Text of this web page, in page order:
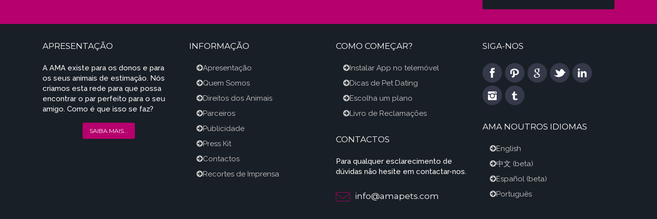
APRESENTAÇÃO
A AMA existe para os donos e para
os seus animais de estimação. Nós
criamos esta rede para que possa
encontrar o par perfeito para o seu
amigo. Como é que isso se faz?
SAIBA MAIS...
INFORMAÇÃO
Apresentação
Quem Somos
Direitos dos Animais
Parceiros
Publicidade
Press Kit
Contactos
Recortes de Imprensa
COMO COMEÇAR?
Instalar App no telemóvel
Dicas de Pet Dating
Escolha um plano
Livro de Reclamações
CONTACTOS
Para qualquer esclarecimento de
dúvidas não hesite em contactar-nos.
info@amapets.com
SIGA-NOS
AMA NOUTROS IDIOMAS
English
中文 (beta)
Español (beta)
Português